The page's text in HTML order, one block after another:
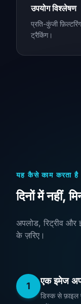
उपयोग विश्लेषण
प्रति-कुंजी
ट्रैकिंग।
यह कैसे काम करता है
दिनों में नहीं,
अपलोड, रिट्रीव
के ज़रिए।
1 एक इमेज
डिस्क से